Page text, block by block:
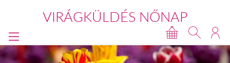
VIRÁGKÜLDÉS NŐNAP